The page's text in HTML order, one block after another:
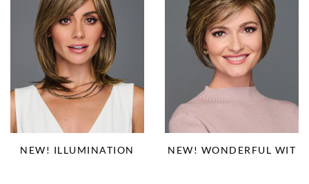
NEW! ILLUMINATION NEW! WONDERFUL WIT